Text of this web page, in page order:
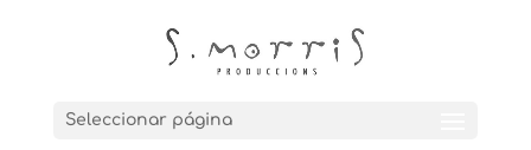
Seleccionar página